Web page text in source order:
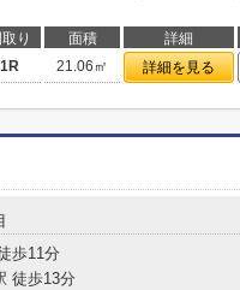
り 面積 詳細
1R 21.06㎡ 詳細を見る
歩11分
徒歩13分